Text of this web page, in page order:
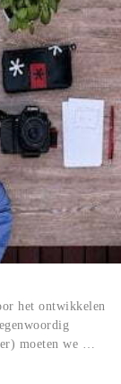
het ontwikkelen
moeten we
5W-aanpak.